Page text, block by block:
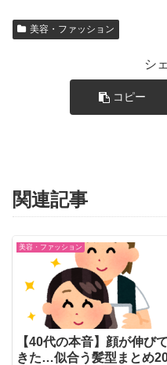
美容・ファッション
シ
コピー
関連記事
美容・ファッション
【40代の本音】顔が伸びて
きた…似合う髪型まとめ